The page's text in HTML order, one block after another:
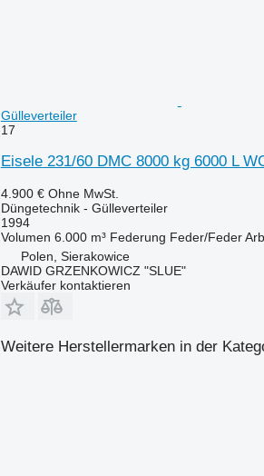
Gülleverteiler
17
Eisele 231/60 DMC 8000 kg 6000 L
4.900 € Ohne MwSt.
Düngetechnik - Gülleverteiler
1994
Volumen 6.000 m³ Federung Feder/Feder
Polen, Sierakowice
DAWID GRZENKOWICZ "SLUE"
Verkäufer kontaktieren
Weitere Herstellermarken in der